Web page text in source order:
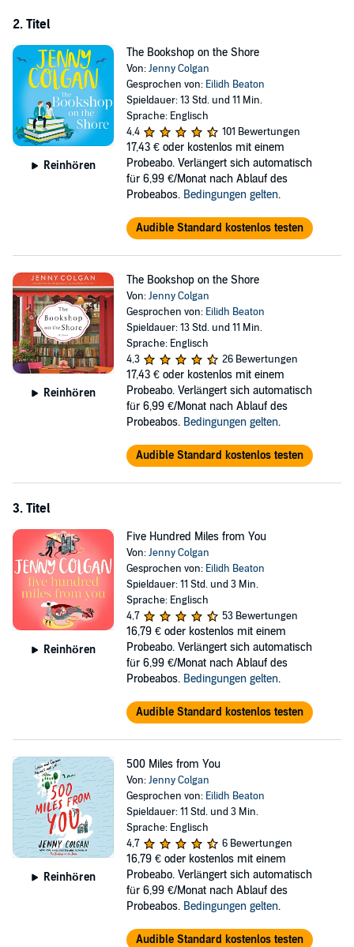
'Her books are so good I want to start over as soon as I have
'There's something so engaging about her characters and plots'
'Her books are like a big, warm blanket'
'Her stories are just so fabulous'
'She brings her settings and characters so vividly to life'
'The woman is just magic'
©2016 Jenny Colgan
2. Titel
Reinhören
The Bookshop on the Shore
Von:Jenny Colgan
Gesprochen von: Eilidh Beaton
Spieldauer: 13 Std. und 11 Min.
Sprache: Englisch
4,4
101 Bewertungen
17,43 € oder kostenlos mit einem
Probeabo. Verlängert sich automatisch
für 6,99 €/Monat nach Ablauf des
Probeabos. Bedingungen gelten.
Audible Standard kostenlos testen
Reinhören
The Bookshop on the Shore
Von:Jenny Colgan
Gesprochen von: Eilidh Beaton
Spieldauer: 13 Std. und 11 Min.
Sprache: Englisch
4,3
26 Bewertungen
17,43 € oder kostenlos mit einem
Probeabo. Verlängert sich automatisch
für 6,99 €/Monat nach Ablauf des
Probeabos. Bedingungen gelten.
Audible Standard kostenlos testen
3. Titel
Reinhören
Five Hundred Miles from You
Von:Jenny Colgan
Gesprochen von: Eilidh Beaton
Spieldauer: 11 Std. und 3 Min.
Sprache: Englisch
4,7
53 Bewertungen
16,79 € oder kostenlos mit einem
Probeabo. Verlängert sich automatisch
für 6,99 €/Monat nach Ablauf des
Probeabos. Bedingungen gelten.
Audible Standard kostenlos testen
Reinhören
500 Miles from You
Von:Jenny Colgan
Gesprochen von: Eilidh Beaton
Spieldauer: 11 Std. und 3 Min.
Sprache: Englisch
4,7
6 Bewertungen
16,79 € oder kostenlos mit einem
Probeabo. Verlängert sich automatisch
für 6,99 €/Monat nach Ablauf des
Probeabos. Bedingungen gelten.
Audible Standard kostenlos testen